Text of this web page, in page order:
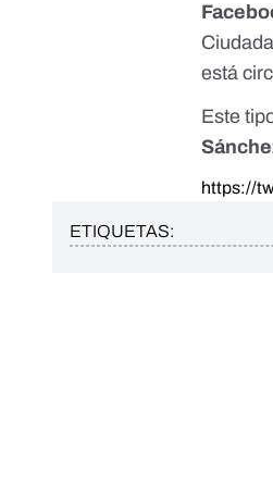
está
Este
https://
ETIQUETAS: